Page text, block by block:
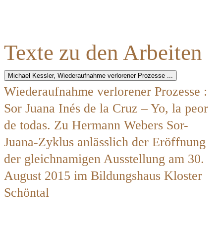
Texte zu den Arbeiten
Michael Kessler, Wiederaufnahme verlorener Prozesse ...
Wiederaufnahme verlorener Prozesse :
Sor Juana Inés de la Cruz – Yo, la peor
de todas. Zu Hermann Webers Sor-
Juana-Zyklus anlässlich der Eröffnung
der gleichnamigen Ausstellung am 30.
August 2015 im Bildungshaus Kloster
Schöntal